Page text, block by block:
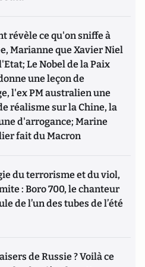
révèle ce qu'on sniffe à
Marianne que Xavier Niel
Le Nobel de la Paix
une leçon de
l'ex PM australien une
réalisme sur la Chine, la
d'arrogance; Marine
fait du Macron
du terrorisme et du viol,
: Boro 700, le chanteur
de l’un des tubes de l’été
de Russie ? Voilà ce